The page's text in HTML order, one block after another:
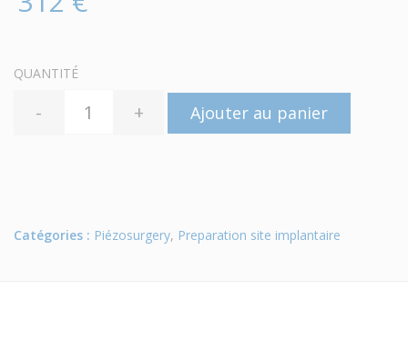
QUANTITÉ
- + Ajouter au panier
Catégories : Piézosurgery, Preparation site implantaire